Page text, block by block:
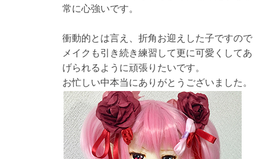
常に心強いです。
衝動的とは言え、折角お迎えした子ですので
メイクも引き続き練習して更に可愛くしてあ
げられるように頑張りたいです。
お忙しい中本当にありがとうございました。